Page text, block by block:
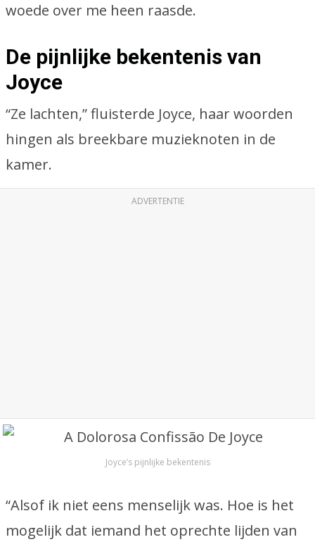
woede over me heen raasde.
De pijnlijke bekentenis van
Joyce
“Ze lachten,” fluisterde Joyce, haar woorden
hingen als breekbare muzieknoten in de
kamer.
ADVERTENTIE
Joyce’s pijnlijke bekentenis
“Alsof ik niet eens menselijk was. Hoe is het
mogelijk dat iemand het oprechte lijden van